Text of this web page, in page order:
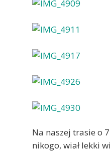
Na naszej trasie o
nikogo, wiał lekki